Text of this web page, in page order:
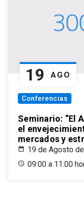
19 AGO
Conferencias
Seminario: “El
el
mercados y
19 de Agosto
09:00 a 11:00